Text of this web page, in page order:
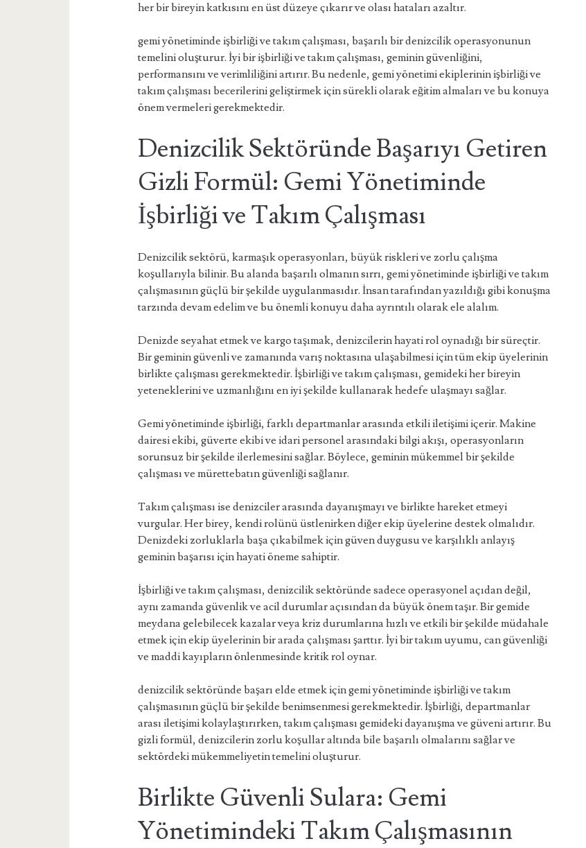
her bir bireyin katkısını en üst düzeye çıkarır ve olası hataları azaltır.
gemi yönetiminde işbirliği ve takım çalışması, başarılı bir denizcilik operasyonunun
temelini oluşturur. İyi bir işbirliği ve takım çalışması, geminin güvenliğini,
performansını ve verimliliğini artırır. Bu nedenle, gemi yönetimi ekiplerinin işbirliği ve
takım çalışması becerilerini geliştirmek için sürekli olarak eğitim almaları ve bu konuya
önem vermeleri gerekmektedir.
Denizcilik Sektöründe Başarıyı Getiren
Gizli Formül: Gemi Yönetiminde
İşbirliği ve Takım Çalışması
Denizcilik sektörü, karmaşık operasyonları, büyük riskleri ve zorlu çalışma
koşullarıyla bilinir. Bu alanda başarılı olmanın sırrı, gemi yönetiminde işbirliği ve takım
çalışmasının güçlü bir şekilde uygulanmasıdır. İnsan tarafından yazıldığı gibi konuşma
tarzında devam edelim ve bu önemli konuyu daha ayrıntılı olarak ele alalım.
Denizde seyahat etmek ve kargo taşımak, denizcilerin hayati rol oynadığı bir süreçtir.
Bir geminin güvenli ve zamanında varış noktasına ulaşabilmesi için tüm ekip üyelerinin
birlikte çalışması gerekmektedir. İşbirliği ve takım çalışması, gemideki her bireyin
yeteneklerini ve uzmanlığını en iyi şekilde kullanarak hedefe ulaşmayı sağlar.
Gemi yönetiminde işbirliği, farklı departmanlar arasında etkili iletişimi içerir. Makine
dairesi ekibi, güverte ekibi ve idari personel arasındaki bilgi akışı, operasyonların
sorunsuz bir şekilde ilerlemesini sağlar. Böylece, geminin mükemmel bir şekilde
çalışması ve mürettebatın güvenliği sağlanır.
Takım çalışması ise denizciler arasında dayanışmayı ve birlikte hareket etmeyi
vurgular. Her birey, kendi rolünü üstlenirken diğer ekip üyelerine destek olmalıdır.
Denizdeki zorluklarla başa çıkabilmek için güven duygusu ve karşılıklı anlayış
geminin başarısı için hayati öneme sahiptir.
İşbirliği ve takım çalışması, denizcilik sektöründe sadece operasyonel açıdan değil,
aynı zamanda güvenlik ve acil durumlar açısından da büyük önem taşır. Bir gemide
meydana gelebilecek kazalar veya kriz durumlarına hızlı ve etkili bir şekilde müdahale
etmek için ekip üyelerinin bir arada çalışması şarttır. İyi bir takım uyumu, can güvenliği
ve maddi kayıpların önlenmesinde kritik rol oynar.
denizcilik sektöründe başarı elde etmek için gemi yönetiminde işbirliği ve takım
çalışmasının güçlü bir şekilde benimsenmesi gerekmektedir. İşbirliği, departmanlar
arası iletişimi kolaylaştırırken, takım çalışması gemideki dayanışma ve güveni artırır. Bu
gizli formül, denizcilerin zorlu koşullar altında bile başarılı olmalarını sağlar ve
sektördeki mükemmeliyetin temelini oluşturur.
Birlikte Güvenli Sulara: Gemi
Yönetimindeki Takım Çalışmasının